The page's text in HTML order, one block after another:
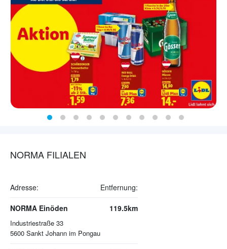
NORMA FILIALEN
Adresse: Entfernung:
NORMA Einöden
Industriestraße 33
5600 Sankt Johann im Pongau
119.5km